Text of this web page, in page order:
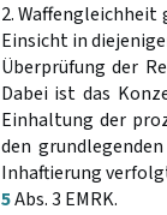
2.
Einsicht in
Überprüfung der
Dabei ist das
Einhaltung der
den
Inhaftierung
5Abs. 3 EMRK.